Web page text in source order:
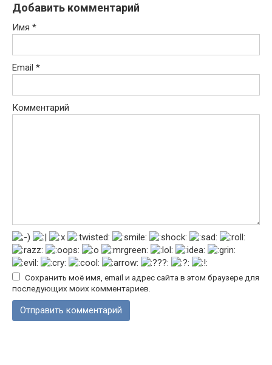
Добавить комментарий
Имя *
Email *
Комментарий
Сохранить моё имя, email и адрес сайта в этом браузере для
последующих моих комментариев.